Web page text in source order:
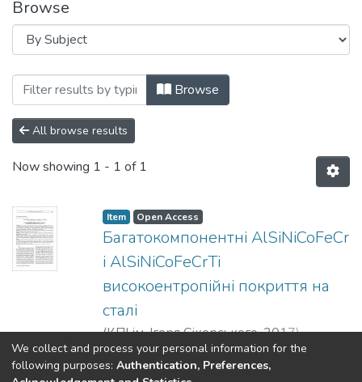
Browse
Browsing Наукові вісті НТУУ «КПІ»:
Browse
All browse results
Now showing 1 - 1 of 1
Item Open Access
Багатокомпонентні AlSiNiCoFeCr
і AlSiNiCoFeCrTi
високоентропійні покриття на
сталі
(КПІ ім. Ігоря Сікорського,2017)
Юркова, Олександра Іванівна;
Чернявський, Вадим Вікторович
Show more
We collect and process your personal information for the
following purposes: Authentication, Preferences,